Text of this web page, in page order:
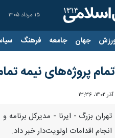
۱۵ مرداد ۱۴۰۵
جهان جامعه فرهنگ
پروژه‌های نیمه
انجام اقدامات اولویت‌دار خبر داد.